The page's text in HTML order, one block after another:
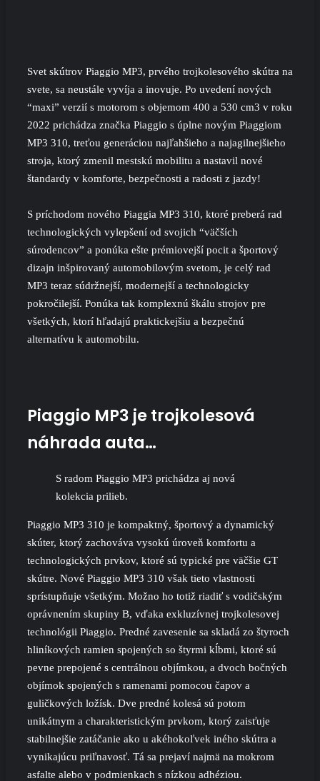
Svet skútrov Piaggio MP3, prvého trojkolesového skútra na
svete, sa neustále vyvíja a inovuje. Po uvedení nových
“maxi” verzií s motorom s objemom 400 a 530 cm3 v roku
2022 prichádza značka Piaggio s úplne novým Piaggiom
MP3 310, treťou generáciou najľahšieho a najagilnejšieho
stroja, ktorý zmenil mestskú mobilitu a nastavil nové
štandardy v komforte, bezpečnosti a radosti z jazdy!
S príchodom nového Piaggia MP3 310, ktoré preberá rad
technologických vylepšení od svojich “väčších
súrodencov” a ponúka ešte prémiovejší pocit a športový
dizajn inšpirovaný automobilovým svetom, je celý rad
MP3 teraz súdržnejší, modernejší a technologicky
pokročilejší. Ponúka tak komplexnú škálu strojov pre
všetkých, ktorí hľadajú praktickejšiu a bezpečnú
alternatívu k automobilu.
Piaggio MP3 je trojkolesová
náhrada auta…
S radom Piaggio MP3 prichádza aj nová
kolekcia prilieb.
Piaggio MP3 310 je kompaktný, športový a dynamický
skúter, ktorý zachováva vysokú úroveň komfortu a
technologických prvkov, ktoré sú typické pre väčšie GT
skútre. Nové Piaggio MP3 310 však tieto vlastnosti
sprístupňuje všetkým. Možno ho totiž riadiť s vodičským
oprávnením skupiny B, vďaka exkluzívnej trojkolesovej
technológii Piaggio. Predné zavesenie sa skladá zo štyroch
hliníkových ramien spojených so štyrmi kĺbmi, ktoré sú
pevne prepojené s centrálnou objímkou, a dvoch bočných
objímok spojených s ramenami pomocou čapov a
guličkových ložísk. Dve predné kolesá sú potom
unikátnym a charakteristickým prvkom, ktorý zaisťuje
stabilnejšie zatáčanie ako u akéhokoľvek iného skútra a
vynikajúcu priľnavosť. Tá sa prejaví najmä na mokrom
asfalte alebo v podmienkach s nízkou adhéziou.